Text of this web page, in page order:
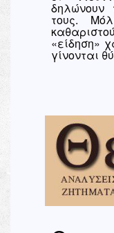
δηλώνουν
τους.
«είδηση»
γίνονται